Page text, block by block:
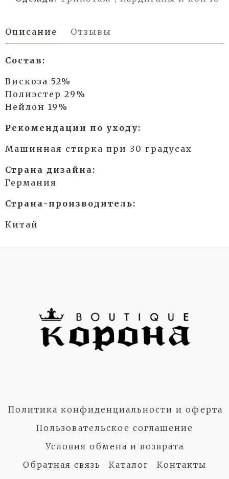
Описание Отзывы
Состав:
Вискоза 52%
Полиэстер 29%
Нейлон 19%
Рекомендации по уходу:
Машинная стирка при 30 градусах
Страна дизайна:
Германия
Страна-производитель:
Китай
Политика конфиденциальности и оферта
Пользовательское соглашение
Условия обмена и возврата
Обратная связь
Каталог Контакты